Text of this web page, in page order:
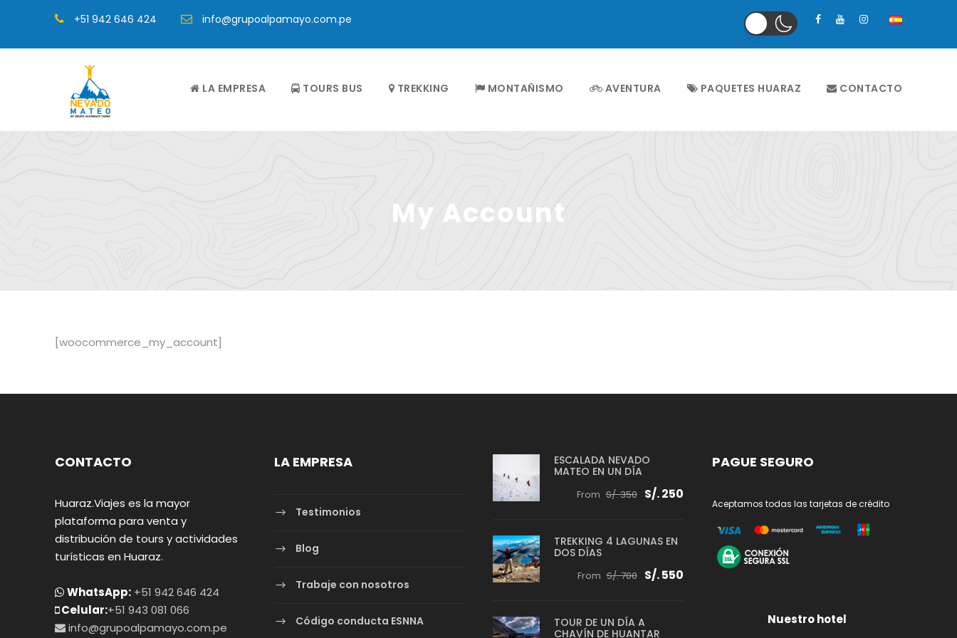
+51 942 646 424 info@grupoalpamayo.com.pe
LA EMPRESA TOURS BUS TREKKING MONTAÑISMO AVENTURA PAQUETES HUARAZ CONTACTO
My Account
[woocommerce_my_account]
CONTACTO
Huaraz.Viajes es la mayor
plataforma para venta y
distribución de tours y actividades
turísticas en Huaraz.
WhatsApp: +51 942 646 424
Celular:+51 943 081 066
info@grupoalpamayo.com.pe
LA EMPRESA
Testimonios
Blog
Trabaje con nosotros
Código conducta ESNNA
ESCALADA NEVADO
MATEO EN UN DÍA
From S/. 350 S/. 250
TREKKING 4 LAGUNAS EN
DOS DÍAS
From S/. 700 S/. 550
TOUR DE UN DÍA A
CHAVÍN DE HUANTAR
PAGUE SEGURO
Aceptamos todas las tarjetas de crédito
Nuestro hotel